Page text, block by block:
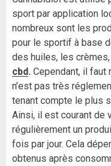
sport par application
nombreux sont les
pour le sportif à base
des huiles, les
cbd. Cependant, il faut
n’est pas très
tenant compte le plus
Ainsi, il est courant de
régulièrement un
fois par jour. Cela
obtenus après